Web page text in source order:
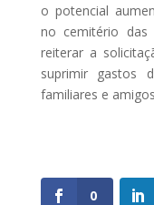
o potencial
no cemitério das
reiterar a
suprimir gastos
familiares e
0